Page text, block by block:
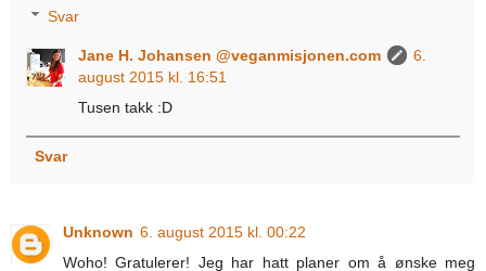
Svar
Jane H. Johansen @veganmisjonen.com
6.
august 2015 kl. 16:51
Tusen takk :D
Svar
Unknown 6. august 2015 kl. 00:22
Woho! Gratulerer! Jeg har hatt planer om å ønske meg